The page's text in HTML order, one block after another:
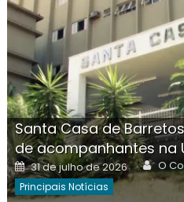
Santa Casa de
de acompanhantes na
Posted
on
31 de julho de 2026 O
Principais Notícias